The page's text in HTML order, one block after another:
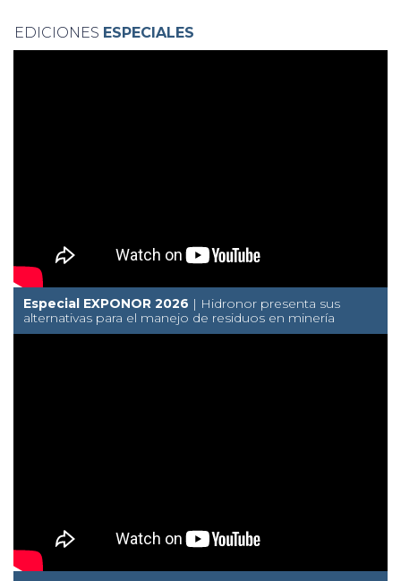
EDICIONES ESPECIALES
Especial EXPONOR 2026 | Hidronor presenta sus
alternativas para el manejo de residuos en minería